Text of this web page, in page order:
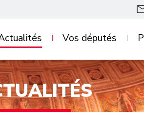
au
des députés
de
Vos députés